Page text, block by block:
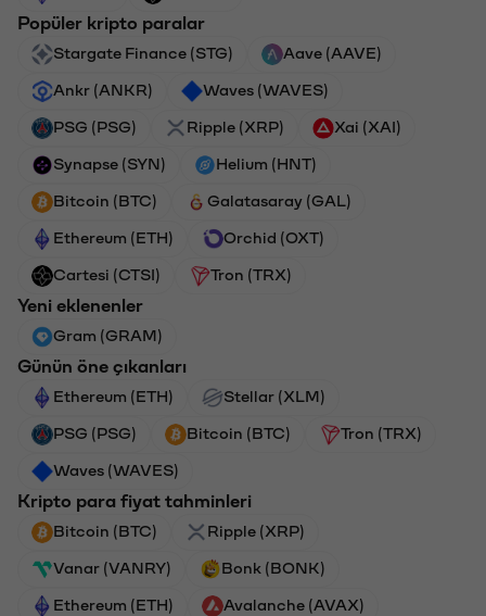
Popüler kripto paralar
Stargate Finance (STG) Aave (AAVE)
Ankr (ANKR) Waves (WAVES)
PSG (PSG) Ripple (XRP) Xai (XAI)
Synapse (SYN) Helium (HNT)
Bitcoin (BTC) Galatasaray (GAL)
Ethereum (ETH) Orchid (OXT)
Cartesi (CTSI) Tron (TRX)
Yeni eklenenler
Gram (GRAM)
Günün öne çıkanları
Ethereum (ETH) Stellar (XLM)
PSG (PSG) Bitcoin (BTC) Tron (TRX)
Waves (WAVES)
Kripto para fiyat tahminleri
Bitcoin (BTC) Ripple (XRP)
Vanar (VANRY) Bonk (BONK)
Ethereum (ETH) Avalanche (AVAX)